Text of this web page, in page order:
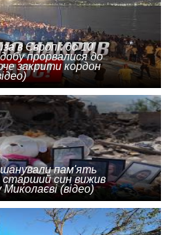
в Європі: до 10
прорвалися до
закрити кордон
пам'ять
старший син вижив
(відео)